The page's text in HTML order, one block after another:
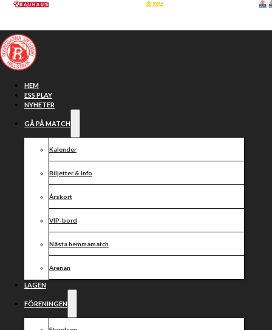
Hoppa till huvudinnehåll
HEM
ESS PLAY
NYHETER
GÅ PÅ MATCH
Kalender
Biljetter & info
Årskort
VIP-bord
Nästa hemmamatch
Arenan
LAGEN
FÖRENINGEN
Öppet hus –
nu har
årskorten